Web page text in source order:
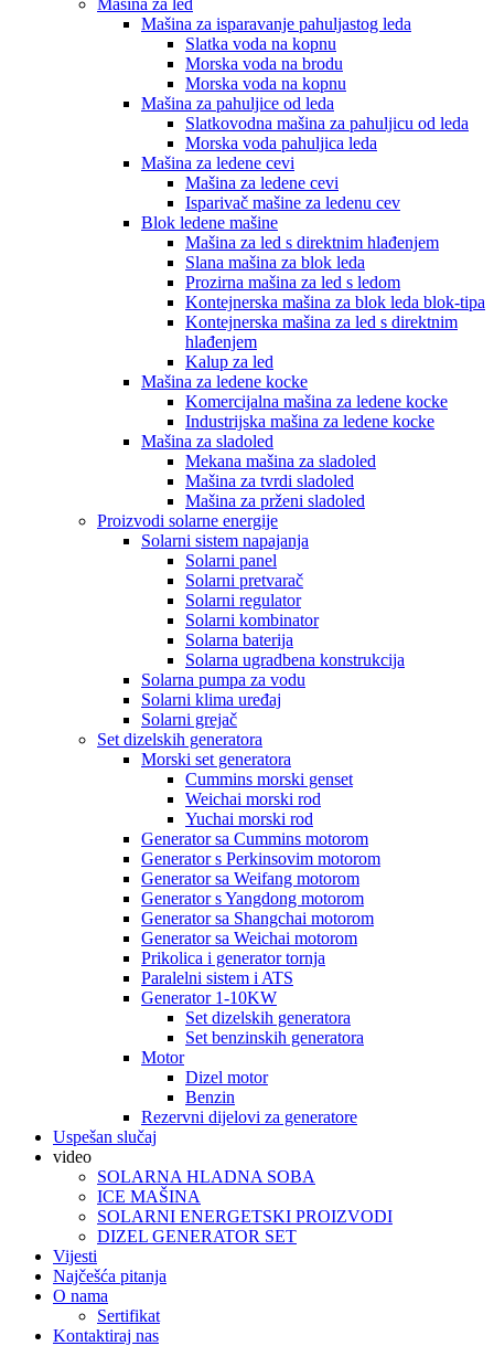
Mašina za led
Mašina za isparavanje pahuljastog leda
Slatka voda na kopnu
Morska voda na brodu
Morska voda na kopnu
Mašina za pahuljice od leda
Slatkovodna mašina za pahuljicu od leda
Morska voda pahuljica leda
Mašina za ledene cevi
Mašina za ledene cevi
Isparivač mašine za ledenu cev
Blok ledene mašine
Mašina za led s direktnim hlađenjem
Slana mašina za blok leda
Prozirna mašina za led s ledom
Kontejnerska mašina za blok leda blok-tipa
Kontejnerska mašina za led s direktnim
hlađenjem
Kalup za led
Mašina za ledene kocke
Komercijalna mašina za ledene kocke
Industrijska mašina za ledene kocke
Mašina za sladoled
Mekana mašina za sladoled
Mašina za tvrdi sladoled
Mašina za prženi sladoled
Proizvodi solarne energije
Solarni sistem napajanja
Solarni panel
Solarni pretvarač
Solarni regulator
Solarni kombinator
Solarna baterija
Solarna ugradbena konstrukcija
Solarna pumpa za vodu
Solarni klima uređaj
Solarni grejač
Set dizelskih generatora
Morski set generatora
Cummins morski genset
Weichai morski rod
Yuchai morski rod
Generator sa Cummins motorom
Generator s Perkinsovim motorom
Generator sa Weifang motorom
Generator s Yangdong motorom
Generator sa Shangchai motorom
Generator sa Weichai motorom
Prikolica i generator tornja
Paralelni sistem i ATS
Generator 1-10KW
Set dizelskih generatora
Set benzinskih generatora
Motor
Dizel motor
Benzin
Rezervni dijelovi za generatore
Uspešan slučaj
video
SOLARNA HLADNA SOBA
ICE MAŠINA
SOLARNI ENERGETSKI PROIZVODI
DIZEL GENERATOR SET
Vijesti
Najčešća pitanja
O nama
Sertifikat
Kontaktiraj nas